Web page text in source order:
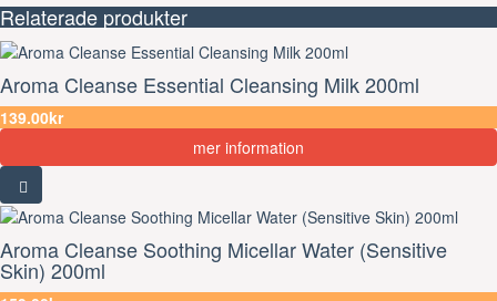
Relaterade produkter
Aroma Cleanse Essential Cleansing Milk 200ml
139.00kr
mer information
Aroma Cleanse Soothing Micellar Water (Sensitive
Skin) 200ml